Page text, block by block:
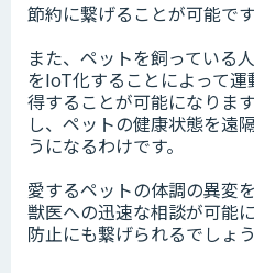
節約に繋げることが可能です
また、ペットを飼っている
をIoT化することによって
得することが可能になりま
し、ペットの健康状態を遠
うになるわけです。
愛するペットの体調の異変
獣医への迅速な相談が可能
防止にも繋げられるでしょう